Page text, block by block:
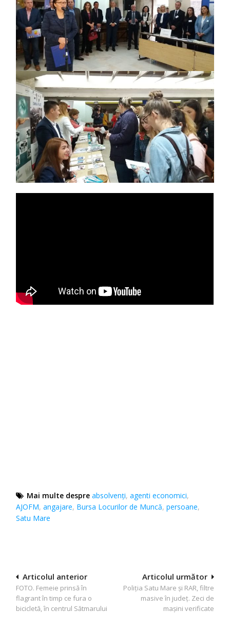
Mai multe despre absolvenți,agenti economici,
AJOFM,angajare, Bursa Locurilor de Muncă,persoane,
Satu Mare
Navigare
în
articole
Articolul următor
Poliția Satu Mare și RAR, filtre
masive în județ. Zeci de
mașini verificate
Articolul anterior
FOTO. Femeie prinsă în
flagrant în timp ce fura o
bicicletă, în centrul Sătmarului